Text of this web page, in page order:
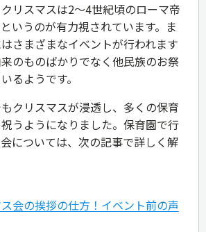
リスマスは2〜4世紀頃のローマ帝
いうのが有力視されています。ま
さまざまなイベントが行われます
のものばかりでなく他民族のお祭
るようです。
クリスマスが浸透し、多くの保育
うようになりました。保育園で行
については、次の記事で詳しく解
会の挨拶の仕方！イベント前の声